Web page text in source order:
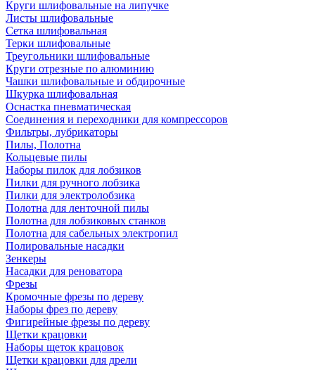
Круги шлифовальные на липучке
Листы шлифовальные
Сетка шлифовальная
Терки шлифовальные
Треугольники шлифовальные
Круги отрезные по алюминию
Чашки шлифовальные и обдирочные
Шкурка шлифовальная
Оснастка пневматическая
Соединения и переходники для компрессоров
Фильтры, лубрикаторы
Пилы, Полотна
Кольцевые пилы
Наборы пилок для лобзиков
Пилки для ручного лобзика
Пилки для электролобзика
Полотна для ленточной пилы
Полотна для лобзиковых станков
Полотна для сабельных электропил
Полировальные насадки
Зенкеры
Насадки для реноватора
Фрезы
Кромочные фрезы по дереву
Наборы фрез по дереву
Фигирейные фрезы по дереву
Щетки крацовки
Наборы щеток крацовок
Щетки крацовки для дрели